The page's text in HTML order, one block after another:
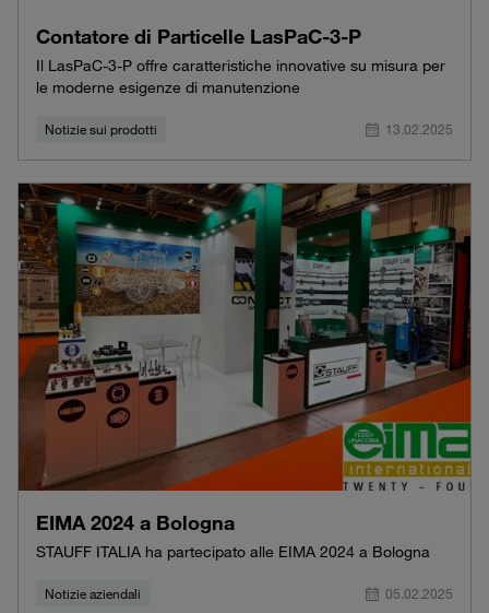
Contatore di Particelle LasPaC-3-P
Il LasPaC-3-P offre caratteristiche innovative su misura per
le moderne esigenze di manutenzione
Notizie sui prodotti 13.02.2025
EIMA 2024 a Bologna
STAUFF ITALIA ha partecipato alle EIMA 2024 a Bologna
Notizie aziendali 05.02.2025